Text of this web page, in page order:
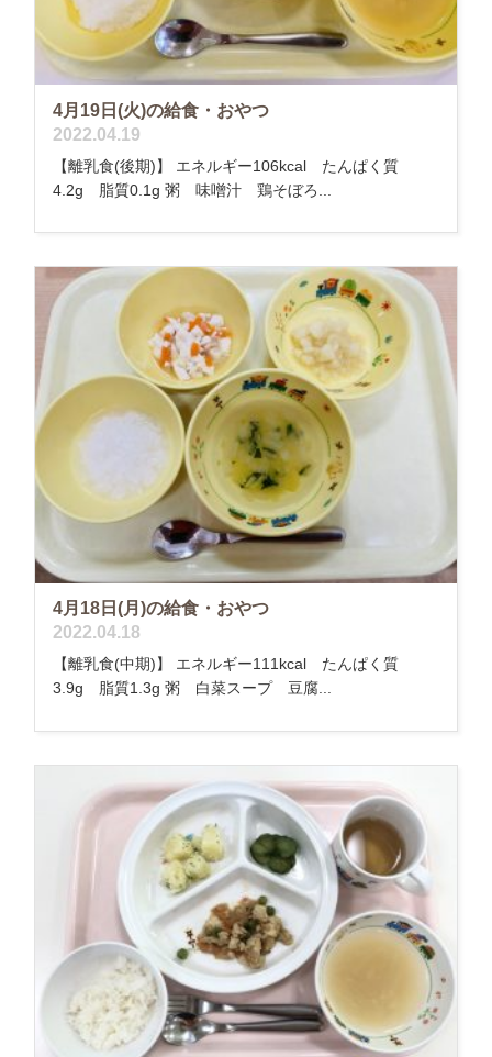
4月19日(火)の給食・おやつ
2022.04.19
【離乳食(後期)】 エネルギー106kcal たんぱく質
4.2g 脂質0.1g 粥 味噌汁 鶏そぼろ...
4月18日(月)の給食・おやつ
2022.04.18
【離乳食(中期)】 エネルギー111kcal たんぱく質
3.9g 脂質1.3g 粥 白菜スープ 豆腐...